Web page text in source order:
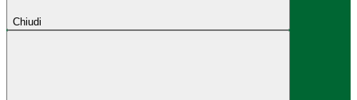
Chiudi